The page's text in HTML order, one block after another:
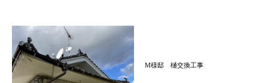
M様邸 樋交換工事